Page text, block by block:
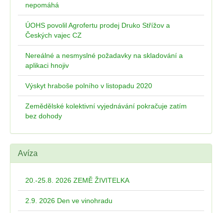
nepomáhá
ÚOHS povolil Agrofertu prodej Druko Střížov a
Českých vajec CZ
Nereálné a nesmyslné požadavky na skladování a
aplikaci hnojiv
Výskyt hraboše polního v listopadu 2020
Zemědělské kolektivní vyjednávání pokračuje zatím
bez dohody
Avíza
20.-25.8. 2026 ZEMĚ ŽIVITELKA
2.9. 2026 Den ve vinohradu